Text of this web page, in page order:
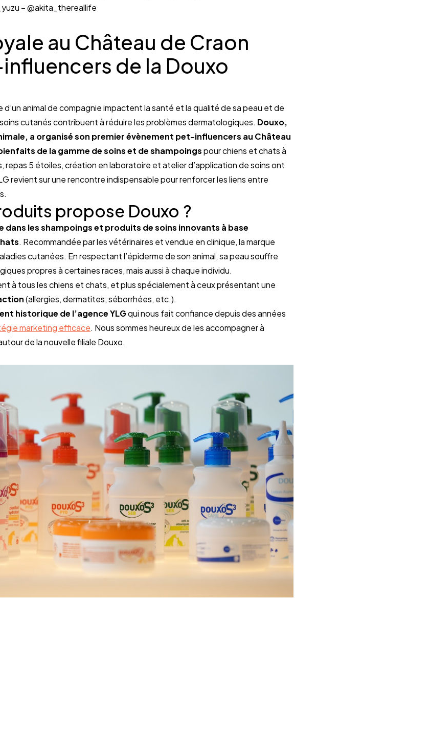
_yuzu – @akita_thereallife
au Château de Craon
de la Douxo
d’un animal de compagnie impactent la santé et la qualité de sa peau et de
cutanés contribuent à réduire les problèmes dermatologiques. Douxo,
a organisé son premier évènement pet-influencers au Château
de la gamme de soins et de shampoings pour chiens et chats à
repas 5 étoiles, création en laboratoire et atelier d’application de soins ont
revient sur une rencontre indispensable pour renforcer les liens entre
propose Douxo ?
dans les shampoings et produits de soins innovants à base
. Recommandée par les vétérinaires et vendue en clinique, la marque
cutanées. En respectant l’épiderme de son animal, sa peau souffre
propres à certaines races, mais aussi à chaque individu.
(allergies, dermatites, séborrhées, etc.).
historique de l’agence YLG qui nous fait confiance depuis des années
marketing efficace. Nous sommes heureux de les accompagner à
de la nouvelle filiale Douxo.